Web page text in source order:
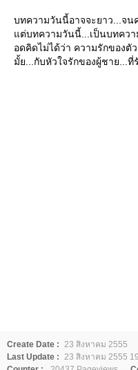
บทความวันนี้อาจจะยาว...จ
ต่บทความวันนี้...เป็นบทควา
อดคิดไม่ได้ว่า ความรักของตั
มั้ย...กับหัวใจรักของผู้ชาย...
Create Date : 23 สิงหาคม 2555
Last Update : 23 สิงหาคม 2555